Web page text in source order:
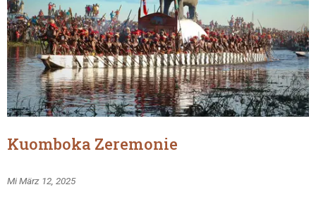
Kuomboka Zeremonie
Mi März 12, 2025